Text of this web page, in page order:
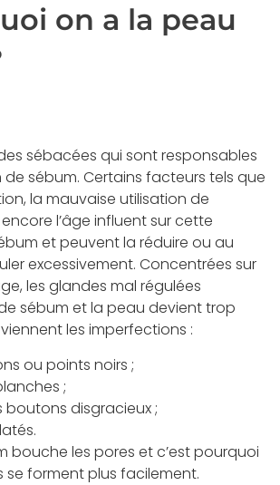
on a la peau
sébacées qui sont responsables
sébum. Certains facteurs tels que
la mauvaise utilisation de
l’âge influent sur cette
et peuvent la réduire ou au
excessivement. Concentrées sur
les glandes mal régulées
sébum et la peau devient trop
les imperfections :
ou points noirs ;
;
boutons disgracieux ;
bouche les pores et c’est pourquoi
se forment plus facilement.